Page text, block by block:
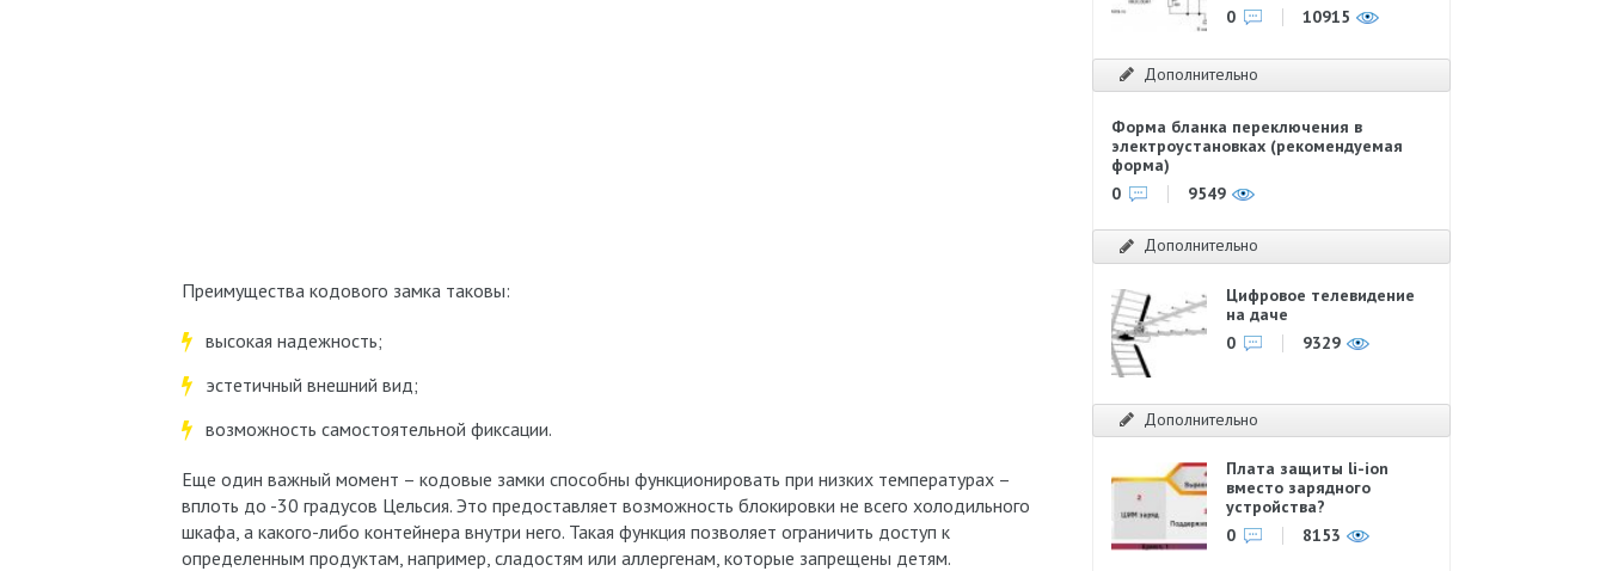
Преимущества кодового замка таковы:
высокая надежность;
эстетичный внешний вид;
возможность самостоятельной фиксации.
Еще один важный момент – кодовые замки способны функционировать при низких температурах –
вплоть до -30 градусов Цельсия. Это предоставляет возможность блокировки не всего холодильного
шкафа, а какого-либо контейнера внутри него. Такая функция позволяет ограничить доступ к
определенным продуктам, например, сладостям или аллергенам, которые запрещены детям.
0
10915
Дополнительно
Форма бланка переключения в
электроустановках (рекомендуемая
форма)
0
9549
Дополнительно
Цифровое телевидение
на даче
0
9329
Дополнительно
Плата защиты li-ion
вместо зарядного
устройства?
0
8153